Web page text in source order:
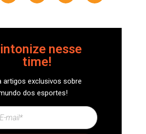
nesse
time!
artigos exclusivos sobre
dos esportes!